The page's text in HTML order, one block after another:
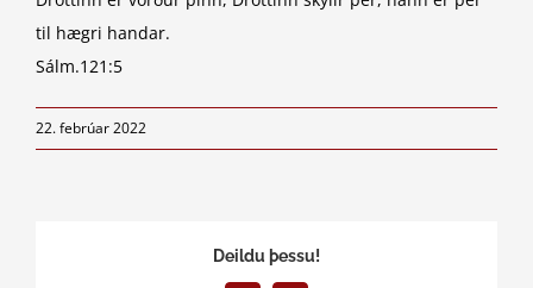
til hægri handar.
Sálm.121:5
22. febrúar 2022
Deildu þessu!